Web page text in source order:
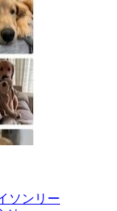
ソンリー